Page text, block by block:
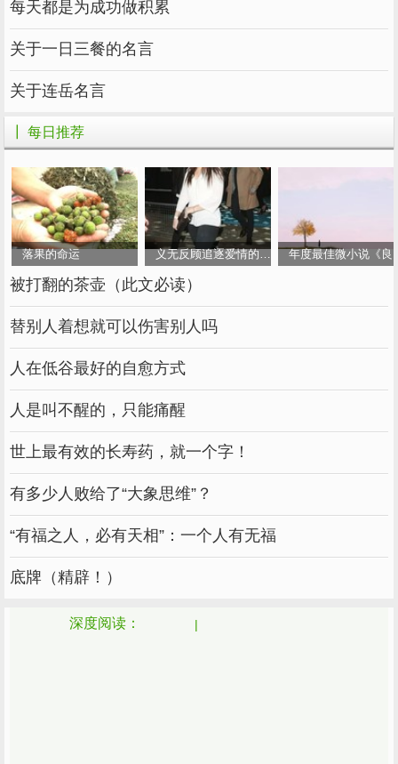
每天都是为成功做积累
关于一日三餐的名言
关于连岳名言
┃ 每日推荐
落果的命运 义无反顾追逐爱情的女人 年度最佳微小说《良
被打翻的茶壶（此文必读）
替别人着想就可以伤害别人吗
人在低谷最好的自愈方式
人是叫不醒的，只能痛醒
世上最有效的长寿药，就一个字！
有多少人败给了“大象思维”？
“有福之人，必有天相”：一个人有无福
底牌（精辟！）
深度阅读：